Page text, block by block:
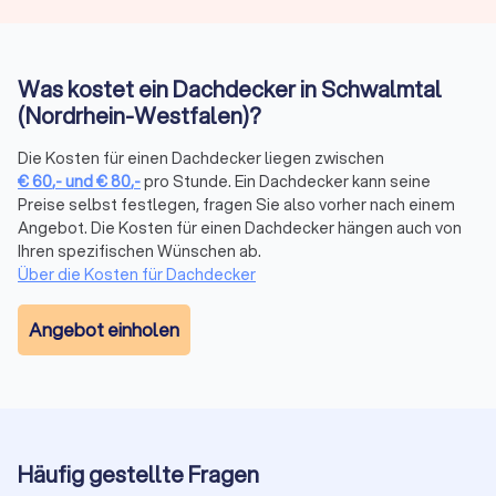
Die Dachdeckerarbeitensind vielfältig: Von der kleinen
Reparatur bis zur Komplettsanierung bieten Dachdecker-
Firmen in Schwalmtal (Nordrhein-Westfalen) alle Leistungen
an. Dachdeckerbetriebe können sowohl bei Altbauten als
auch bei Neubauten tätig werden – regional in Ihrer direkten
Umgebung oderüberregional für größere Projekte
oder modernen Kunststoffen wie EPDM und PVC, während
traditionelle Dachdecker Ziegel, Betonziegel oder
Was kostet ein Dachdecker in Schwalmtal
(Nordrhein-Westfalen)?
Die Kosten für einen Dachdecker liegen zwischen
€60,-und€80,-pro Stunde. Ein Dachdecker kann seine
Preise selbst festlegen, fragen Sie also vorher nach einem
Angebot. Die Kosten für einen Dachdecker hängen auch von
Ihren spezifischen Wünschen ab.
Über die Kosten für Dachdecker
Angebot einholen
Häufig gestellte Fragen